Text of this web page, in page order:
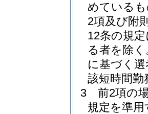
めている
2項及び附
12条の規
る者を除く
に基づく
該短時間
3
前2項の
規定を準用